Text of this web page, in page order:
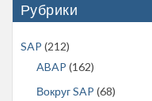
Рубрики
SAP (212)
ABAP (162)
Вокруг SAP (68)